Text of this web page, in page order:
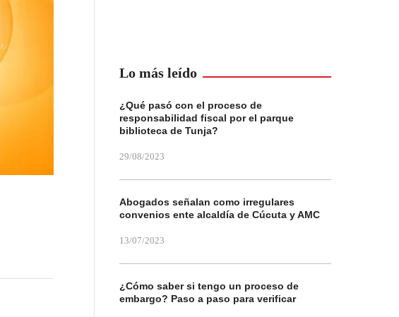
Lo más leído
¿Qué pasó con el proceso de
responsabilidad fiscal por el parque
biblioteca de Tunja?
29/08/2023
Abogados señalan como irregulares
convenios ente alcaldía de Cúcuta y AMC
13/07/2023
¿Cómo saber si tengo un proceso de
embargo? Paso a paso para verificar